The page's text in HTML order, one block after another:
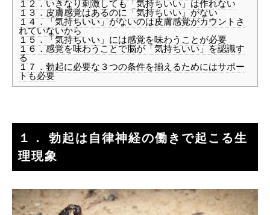
１２．いきなり刺激しても「気持ちいい」は作れない
１３．皮膚感覚はあるのに「気持ちいい」がない
１４．「気持ちいい」がないのは皮膚感覚がカウントさ
れていないから
１５．「気持ちいい」には感覚を味わうことが必要
１６．感覚を味わうことで脳が「気持ちいい」を認識す
る
１７．勃起に必要な３つの条件を揃えるためにはサポー
トも必要
１． 勃起は自律神経の働きで起こる生
理現象